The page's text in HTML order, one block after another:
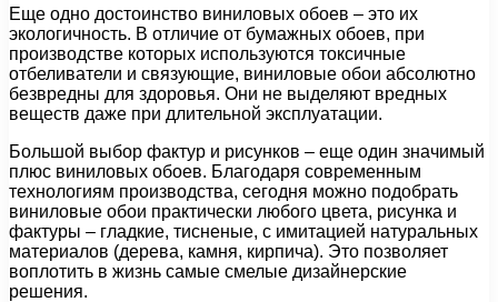
Еще одно достоинство виниловых обоев – это их
экологичность. В отличие от бумажных обоев, при
производстве которых используются токсичные
отбеливатели и связующие, виниловые обои абсолютно
безвредны для здоровья. Они не выделяют вредных
веществ даже при длительной эксплуатации.
Большой выбор фактур и рисунков – еще один значимый
плюс виниловых обоев. Благодаря современным
технологиям производства, сегодня можно подобрать
виниловые обои практически любого цвета, рисунка и
фактуры – гладкие, тисненые, с имитацией натуральных
материалов (дерева, камня, кирпича). Это позволяет
воплотить в жизнь самые смелые дизайнерские
решения.